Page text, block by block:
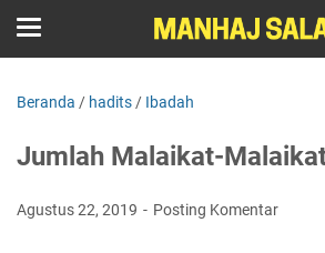
Beranda / hadits / Ibadah
Jumlah Malaikat-
Agustus 22, 2019 Posting Komentar